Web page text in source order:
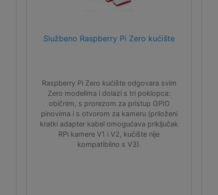
Službeno Raspberry Pi Zero kućište
Raspberry Pi Zero kućište odgovara svim
Zero modelima i dolazi s tri poklopca:
običnim, s prorezom za pristup GPIO
pinovima i s otvorom za kameru (priloženi
kratki adapter kabel omogućava priključak
RPi kamere V1 i V2, kućište nije
kompatibilno s V3).